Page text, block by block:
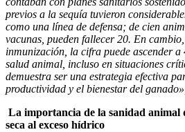
previos a la sequía tuvieron
como una línea de defensa; de cien
vacunas, pueden fallecer 20. En
inmunización, la cifra puede ascender
salud animal, incluso en situaciones
demuestra ser una estrategia efectiva
productividad y el bienestar del
La importancia de la sanidad animal
seca al exceso hídrico